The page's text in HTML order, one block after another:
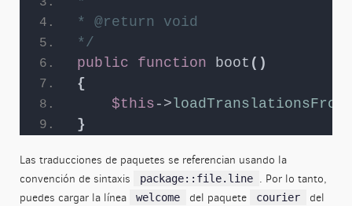
* @return void
*/
public
function boot ()
{
$this -> loadTranslationsFrom
}
Las traducciones de paquetes se referencian usando la
convención de sintaxis
package::file.line . Por lo tanto,
puedes cargar la línea
welcome del paquete courier
del